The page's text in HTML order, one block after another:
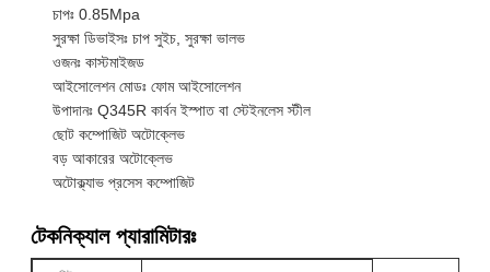
চাপঃ 0.85Mpa
সুরক্ষা ডিভাইসঃ চাপ সুইচ, সুরক্ষা ভালভ
ওজনঃ কাস্টমাইজড
আইসোলেশন মোডঃ ফোম আইসোলেশন
উপাদানঃ Q345R কার্বন ইস্পাত বা স্টেইনলেস স্টীল
ছোট কম্পোজিট অটোক্লেভ
বড় আকারের অটোক্লেভ
অটোক্ল্যাভ প্রসেস কম্পোজিট
টেকনিক্যাল প্যারামিটারঃ